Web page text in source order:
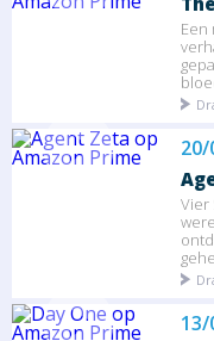
Een
Vier